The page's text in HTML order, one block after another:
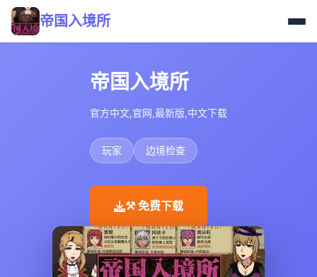
帝国入境所
帝国入境所
官方中文,官网,最新版,中文下载
玩家 边境检查
⚒️ 免费下载